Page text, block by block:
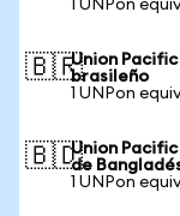
1 UNPon
🇧🇷Union
brasileño
1 UNPon
🇧🇩Union
de
1 UNPon